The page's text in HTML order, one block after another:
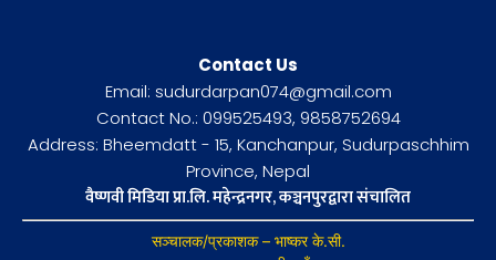
Contact Us
Email: sudurdarpan074@gmail.com
Contact No.: 099525493, 9858752694
Address: Bheemdatt - 15, Kanchanpur, Sudurpaschhim
Province, Nepal
वैष्णवी मिडिया प्रा.लि. महेन्द्रनगर, कञ्चनपुरद्वारा संचालित
सञ्चालक/प्रकाशक – भाष्कर के.सी.